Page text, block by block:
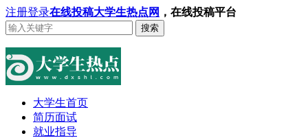
注册登录在线投稿大学生热点网 ，在线投稿平台
搜索
大学生首页
简历面试
就业指导